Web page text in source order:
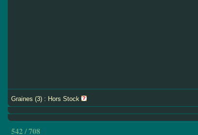
Graines (3) : Hors Stock
542 / 708